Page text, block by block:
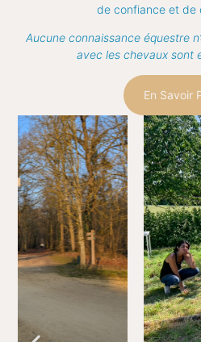
de confiance et de
Aucune connaissance équestre
avec les chevaux sont
En Savoir